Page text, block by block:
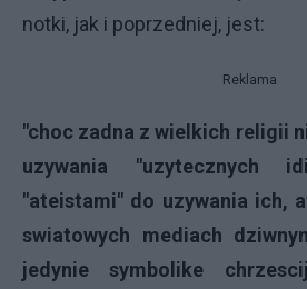
notki, jak i poprzedniej, jest:
Reklama
"choc zadna z wielkich religii
uzywania "uzytecznych
"ateistami" do uzywania ich,
swiatowych mediach
jedynie symbolike